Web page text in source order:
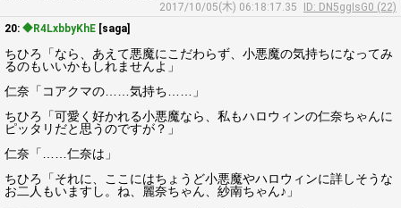
2017/10/05(木) 06:18:17.35
ID: DN5ggIsG0 (22)
20: ◆R4LxbbyKhE [saga]
ちひろ「なら、あえて悪魔にこだわらず、小悪魔の気持ちになってみ
るのもいいかもしれませんよ」
仁奈「コアクマの……気持ち……」
ちひろ「可愛く好かれる小悪魔なら、私もハロウィンの仁奈ちゃんに
ピッタリだと思うのですが？」
仁奈「……仁奈は」
ちひろ「それに、ここにはちょうど小悪魔やハロウィンに詳しそうな
お二人もいますし。ね、麗奈ちゃん、紗南ちゃん♪」